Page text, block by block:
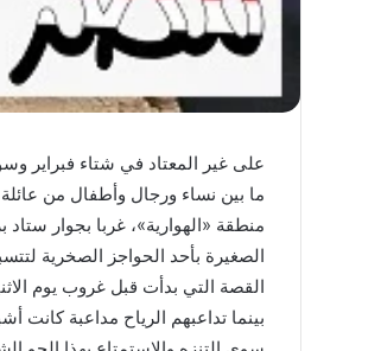
ما بين نساء ورجال وأطفال من
منطقة «الهوارية»، غربا بجوار
الصغيرة بأحد الحواجز الصخرية
القصة التي بدأت قبل غروب يوم
بينما تداعبهم الرياح مداعبة كانت
دكتور
“سمير
فرج”
:ملفات
الـCIA